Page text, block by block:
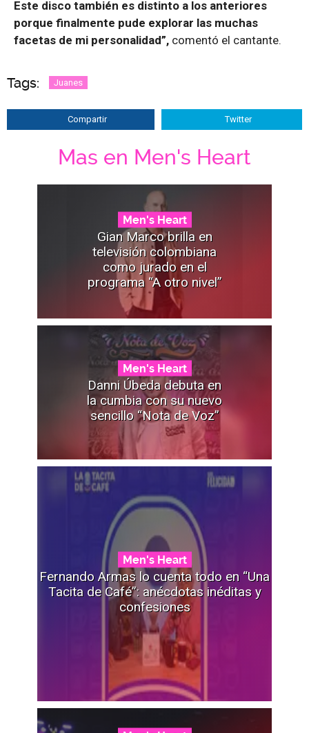
Este disco también es distinto a los anteriores
porque finalmente pude explorar las muchas
facetas de mi personalidad”, comentó el cantante.
Tags: Juanes
Compartir Twitter
Mas en Men's Heart
Men's Heart
Gian Marco brilla en
televisión colombiana
como jurado en el
programa “A otro nivel”
Men's Heart
Danni Úbeda debuta en
la cumbia con su nuevo
sencillo “Nota de Voz”
Men's Heart
Fernando Armas lo cuenta todo en “Una
Tacita de Café”: anécdotas inéditas y
confesiones